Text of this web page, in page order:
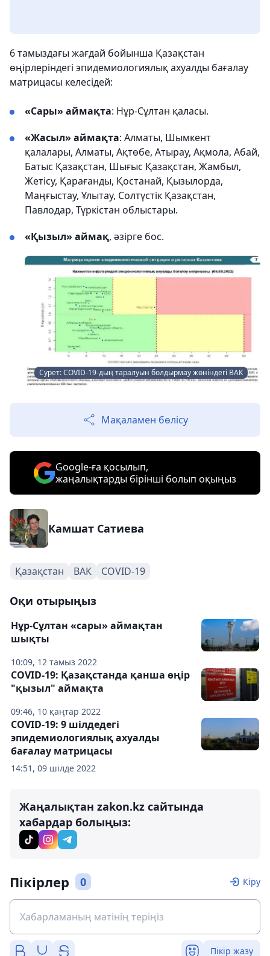
6 тамыздағы жағдай бойынша Қазақстан
өңірлеріндегі эпидемиологиялық ахуалды бағалау
матрицасы келесідей:
«Сары» аймақта: Нұр-Сұлтан қаласы.
«Жасыл» аймақта: Алматы, Шымкент
қалалары, Алматы, Ақтөбе, Атырау, Ақмола, Абай,
Батыс Қазақстан, Шығыс Қазақстан, Жамбыл,
Жетісу, Қарағанды, Қостанай, Қызылорда,
Маңғыстау, Ұлытау, Солтүстік Қазақстан,
Павлодар, Түркістан облыстары.
«Қызыл» аймақ, әзірге бос.
Сурет: COVID-19-дың таралуын болдырмау жөніндегі ВАК
Мақаламен бөлісу
Google-ға қосылып,
жаңалықтарды бірінші болып оқыңыз
Камшат Сатиева
Қазақстан ВАК COVID-19
Оқи отырыңыз
10:09, 12 тамыз 2022
Нұр-Сұлтан «сары» аймақтан
шықты
09:46, 10 қаңтар 2022
COVID-19: Қазақстанда қанша өңір
"қызыл" аймақта
14:51, 09 шілде 2022
COVID-19: 9 шілдедегі
эпидемиологиялық ахуалды
бағалау матрицасы
Жаңалықтан zakon.kz сайтында
хабардар болыңыз:
Пікірлер 0 Кіру
Пікір жазу